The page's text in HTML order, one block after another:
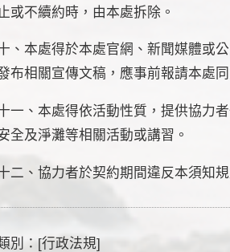
止或不續約時，由本處拆除。
、本處得於本處官網、新聞媒體或
布相關宣傳文稿，應事前報請本處
一、本處得依活動性質，提供協力
全及淨灘等相關活動或講習。
二、協力者於契約期間違反本須知
別：[行政法規]